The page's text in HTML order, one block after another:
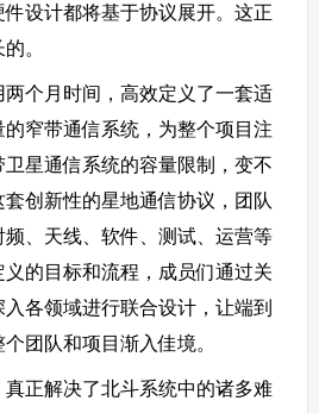
设计都将基于协议展开。这正
。
个月时间，高效定义了一套适
窄带通信系统，为整个项目注
星通信系统的容量限制，变不
创新性的星地通信协议，团队
、天线、软件、测试、运营等
的目标和流程，成员们通过关
各领域进行联合设计，让端到
团队和项目渐入佳境。
正解决了北斗系统中的诸多难